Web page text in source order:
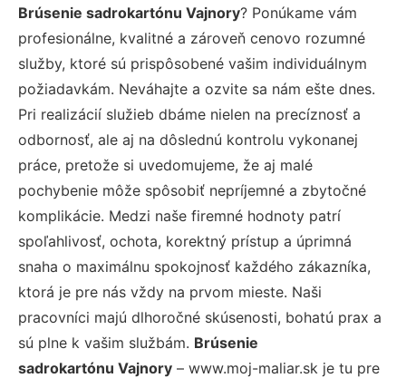
Brúsenie sadrokartónu Vajnory? Ponúkame vám
profesionálne, kvalitné a zároveň cenovo rozumné
služby, ktoré sú prispôsobené vašim individuálnym
požiadavkám. Neváhajte a ozvite sa nám ešte dnes.
Pri realizácií služieb dbáme nielen na precíznosť a
odbornosť, ale aj na dôslednú kontrolu vykonanej
práce, pretože si uvedomujeme, že aj malé
pochybenie môže spôsobiť nepríjemné a zbytočné
komplikácie. Medzi naše firemné hodnoty patrí
spoľahlivosť, ochota, korektný prístup a úprimná
snaha o maximálnu spokojnosť každého zákazníka,
ktorá je pre nás vždy na prvom mieste. Naši
pracovníci majú dlhoročné skúsenosti, bohatú prax a
sú plne k vašim službám. Brúsenie
sadrokartónu Vajnory – www.moj-maliar.sk je tu pre